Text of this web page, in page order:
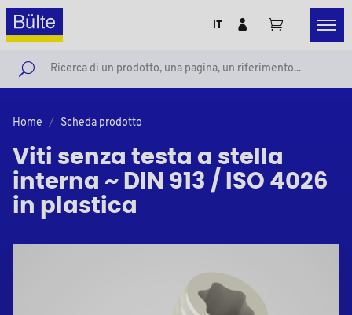
IT
Home Scheda prodotto
Viti senza testa a stella
interna ~ DIN 913 / ISO 4026
in plastica